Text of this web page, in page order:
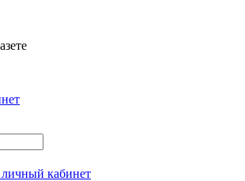
личный кабинет